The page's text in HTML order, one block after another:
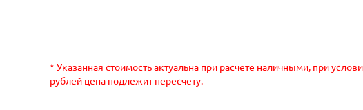
* Указанная стоимость актуальна при расчете наличными, при
рублей цена подлежит пересчету.